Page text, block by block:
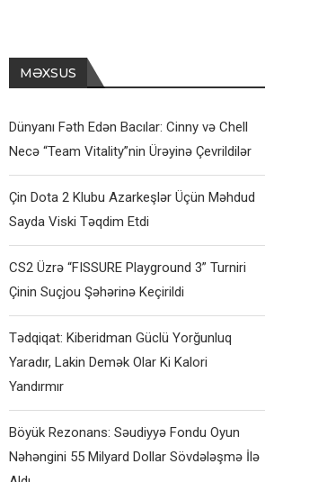
MƏXSUS
Dünyanı Fəth Edən Bacılar: Cinny və Chell
Necə “Team Vitality”nin Ürəyinə Çevrildilər
Çin Dota 2 Klubu Azarkeşlər Üçün Məhdud
Sayda Viski Təqdim Etdi
CS2 Üzrə “FISSURE Playground 3” Turniri
Çinin Suçjou Şəhərinə Keçirildi
Tədqiqat: Kiberidman Güclü Yorğunluq
Yaradır, Lakin Demək Olar Ki Kalori
Yandırmır
Böyük Rezonans: Səudiyyə Fondu Oyun
Nəhəngini 55 Milyard Dollar Sövdələşmə İlə